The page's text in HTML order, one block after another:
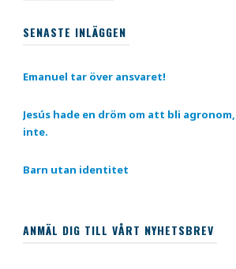
SENASTE INLÄGGEN
Emanuel tar över ansvaret!
Jesús hade en dröm om att bli
inte.
Barn utan identitet
ANMÄL DIG TILL VÅRT NYHETSBREV